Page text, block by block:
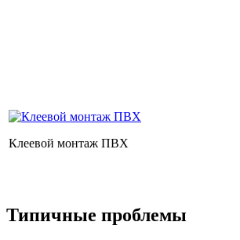
Клеевой монтаж ПВХ
Типичные проблемы